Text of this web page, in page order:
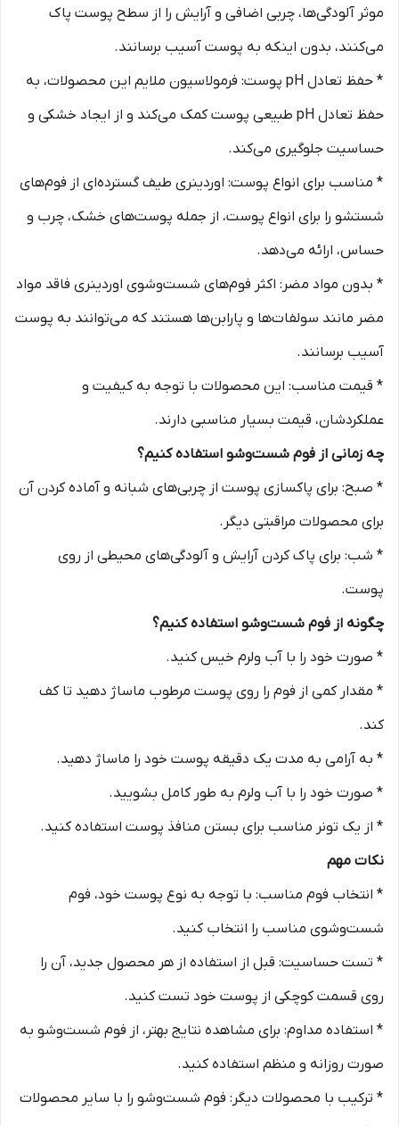
موثر آلودگی‌ها، چربی اضافی و آرایش را از سطح پوست پاک
می‌کنند، بدون اینکه به پوست آسیب برسانند.
* حفظ تعادل pH پوست: فرمولاسیون ملایم این محصولات، به
حفظ تعادل pH طبیعی پوست کمک می‌کند و از ایجاد خشکی و
حساسیت جلوگیری می‌کند.
* مناسب برای انواع پوست: اوردینری طیف گسترده‌ای از فوم‌های
شستشو را برای انواع پوست، از جمله پوست‌های خشک، چرب و
حساس، ارائه می‌دهد.
* بدون مواد مضر: اکثر فوم‌های شست‌وشوی اوردینری فاقد مواد
مضر مانند سولفات‌ها و پارابن‌ها هستند که می‌توانند به پوست
آسیب برسانند.
* قیمت مناسب: این محصولات با توجه به کیفیت و
عملکردشان، قیمت بسیار مناسبی دارند.
چه زمانی از فوم شست‌وشو استفاده کنیم؟
* صبح: برای پاکسازی پوست از چربی‌های شبانه و آماده کردن آن
برای محصولات مراقبتی دیگر.
* شب: برای پاک کردن آرایش و آلودگی‌های محیطی از روی
پوست.
چگونه از فوم شست‌وشو استفاده کنیم؟
* صورت خود را با آب ولرم خیس کنید.
* مقدار کمی از فوم را روی پوست مرطوب ماساژ دهید تا کف
کند.
* به آرامی به مدت یک دقیقه پوست خود را ماساژ دهید.
* صورت خود را با آب ولرم به طور کامل بشویید.
* از یک تونر مناسب برای بستن منافذ پوست استفاده کنید.
نکات مهم
* انتخاب فوم مناسب: با توجه به نوع پوست خود، فوم
شست‌وشوی مناسب را انتخاب کنید.
* تست حساسیت: قبل از استفاده از هر محصول جدید، آن را
روی قسمت کوچکی از پوست خود تست کنید.
* استفاده مداوم: برای مشاهده نتایج بهتر، از فوم شست‌وشو به
صورت روزانه و منظم استفاده کنید.
* ترکیب با محصولات دیگر: فوم شست‌وشو را با سایر محصولات